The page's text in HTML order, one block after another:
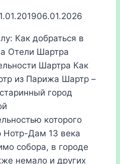
06.01.2026
Как добраться в
Отели Шартра
Шартра Как
из Парижа Шартр –
город
которого
Нотр-Дам 13 века
собора, в городе
немало и других